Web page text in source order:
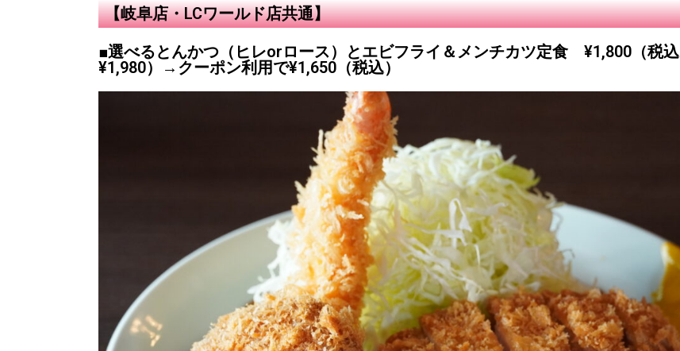
【岐阜店・LCワールド店共通】
■選べるとんかつ（ヒレorロース）とエビフライ＆メンチカツ定食 ¥1,800（税込
¥1,980）→クーポン利用で¥1,650（税込）